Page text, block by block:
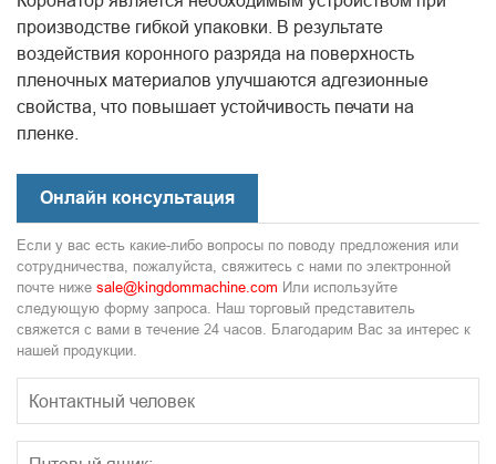
производстве гибкой упаковки. В результате
воздействия коронного разряда на поверхность
пленочных материалов улучшаются адгезионные
свойства, что повышает устойчивость печати на
пленке.
Онлайн консультация
Если у вас есть какие-либо вопросы по поводу предложения или
сотрудничества, пожалуйста, свяжитесь с нами по электронной
почте ниже sale@kingdommachine.com Или используйте
следующую форму запроса. Наш торговый представитель
свяжется с вами в течение 24 часов. Благодарим Вас за интерес к
нашей продукции.